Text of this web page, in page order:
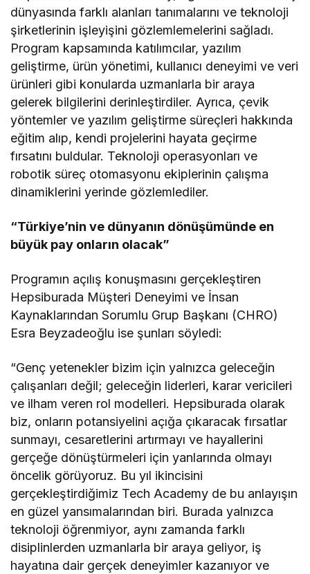
dünyasında farklı alanları tanımalarını ve teknoloji
şirketlerinin işleyişini gözlemlemelerini sağladı.
Program kapsamında katılımcılar, yazılım
geliştirme, ürün yönetimi, kullanıcı deneyimi ve veri
ürünleri gibi konularda uzmanlarla bir araya
gelerek bilgilerini derinleştirdiler. Ayrıca, çevik
yöntemler ve yazılım geliştirme süreçleri hakkında
eğitim alıp, kendi projelerini hayata geçirme
fırsatını buldular. Teknoloji operasyonları ve
robotik süreç otomasyonu ekiplerinin çalışma
dinamiklerini yerinde gözlemlediler.
“Türkiye’nin ve dünyanın dönüşümünde en
büyük pay onların olacak”
Programın açılış konuşmasını gerçekleştiren
Hepsiburada Müşteri Deneyimi ve İnsan
Kaynaklarından Sorumlu Grup Başkanı (CHRO)
Esra Beyzadeoğlu ise şunları söyledi:
“Genç yetenekler bizim için yalnızca geleceğin
çalışanları değil; geleceğin liderleri, karar vericileri
ve ilham veren rol modelleri. Hepsiburada olarak
biz, onların potansiyelini açığa çıkaracak fırsatlar
sunmayı, cesaretlerini artırmayı ve hayallerini
gerçeğe dönüştürmeleri için yanlarında olmayı
öncelik görüyoruz. Bu yıl ikincisini
gerçekleştirdiğimiz Tech Academy de bu anlayışın
en güzel yansımalarından biri. Burada yalnızca
teknoloji öğrenmiyor, aynı zamanda farklı
disiplinlerden uzmanlarla bir araya geliyor, iş
hayatına dair gerçek deneyimler kazanıyor ve